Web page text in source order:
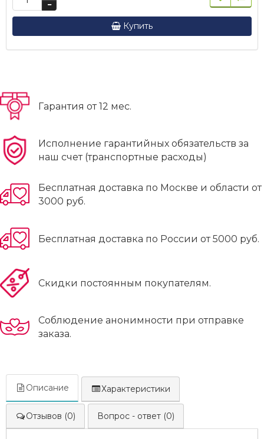
Купить
Гарантия от 12 мес.
Исполнение гарантийных обязательств за
наш счет (транспортные расходы)
Бесплатная доставка по Москве и области от
3000 руб.
Бесплатная доставка по России от 5000 руб.
Скидки постоянным покупателям.
Соблюдение анонимности при отправке
заказа.
Описание Характеристики
Отзывов (0) Вопрос - ответ (0)